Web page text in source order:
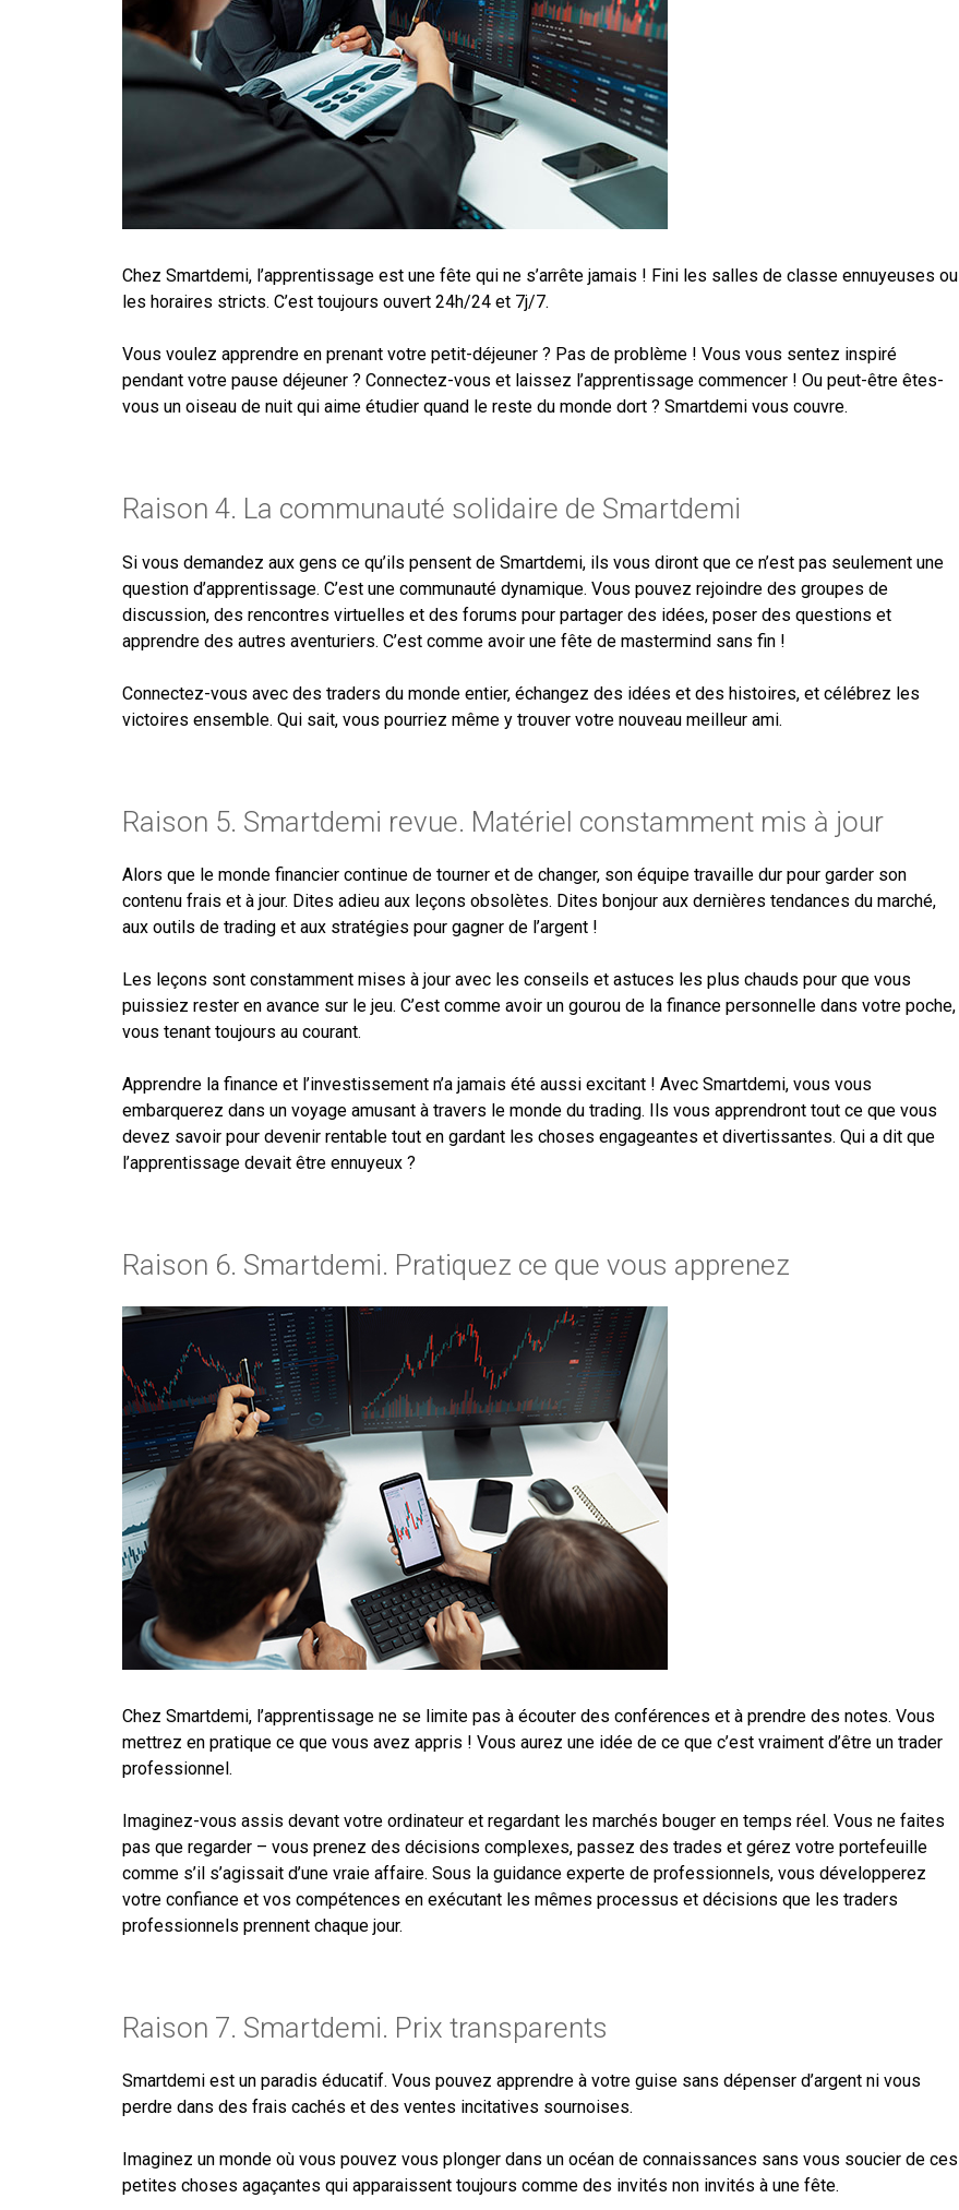
Chez Smartdemi, l’apprentissage est une fête qui ne s’arrête jamais ! Fini les salles de classe ennuyeuses ou
les horaires stricts. C’est toujours ouvert 24h/24 et 7j/7.
Vous voulez apprendre en prenant votre petit-déjeuner ? Pas de problème ! Vous vous sentez inspiré
pendant votre pause déjeuner ? Connectez-vous et laissez l’apprentissage commencer ! Ou peut-être êtes-
vous un oiseau de nuit qui aime étudier quand le reste du monde dort ? Smartdemi vous couvre.
Raison 4. La communauté solidaire de Smartdemi
Si vous demandez aux gens ce qu’ils pensent de Smartdemi, ils vous diront que ce n’est pas seulement une
question d’apprentissage. C’est une communauté dynamique. Vous pouvez rejoindre des groupes de
discussion, des rencontres virtuelles et des forums pour partager des idées, poser des questions et
apprendre des autres aventuriers. C’est comme avoir une fête de mastermind sans fin !
Connectez-vous avec des traders du monde entier, échangez des idées et des histoires, et célébrez les
victoires ensemble. Qui sait, vous pourriez même y trouver votre nouveau meilleur ami.
Raison 5. Smartdemi revue. Matériel constamment mis à jour
Alors que le monde financier continue de tourner et de changer, son équipe travaille dur pour garder son
contenu frais et à jour. Dites adieu aux leçons obsolètes. Dites bonjour aux dernières tendances du marché,
aux outils de trading et aux stratégies pour gagner de l’argent !
Les leçons sont constamment mises à jour avec les conseils et astuces les plus chauds pour que vous
puissiez rester en avance sur le jeu. C’est comme avoir un gourou de la finance personnelle dans votre poche,
vous tenant toujours au courant.
Apprendre la finance et l’investissement n’a jamais été aussi excitant ! Avec Smartdemi, vous vous
embarquerez dans un voyage amusant à travers le monde du trading. Ils vous apprendront tout ce que vous
devez savoir pour devenir rentable tout en gardant les choses engageantes et divertissantes. Qui a dit que
l’apprentissage devait être ennuyeux ?
Raison 6. Smartdemi. Pratiquez ce que vous apprenez
Chez Smartdemi, l’apprentissage ne se limite pas à écouter des conférences et à prendre des notes. Vous
mettrez en pratique ce que vous avez appris ! Vous aurez une idée de ce que c’est vraiment d’être un trader
professionnel.
Imaginez-vous assis devant votre ordinateur et regardant les marchés bouger en temps réel. Vous ne faites
pas que regarder – vous prenez des décisions complexes, passez des trades et gérez votre portefeuille
comme s’il s’agissait d’une vraie affaire. Sous la guidance experte de professionnels, vous développerez
votre confiance et vos compétences en exécutant les mêmes processus et décisions que les traders
professionnels prennent chaque jour.
Raison 7. Smartdemi. Prix transparents
Smartdemi est un paradis éducatif. Vous pouvez apprendre à votre guise sans dépenser d’argent ni vous
perdre dans des frais cachés et des ventes incitatives sournoises.
Imaginez un monde où vous pouvez vous plonger dans un océan de connaissances sans vous soucier de ces
petites choses agaçantes qui apparaissent toujours comme des invités non invités à une fête.